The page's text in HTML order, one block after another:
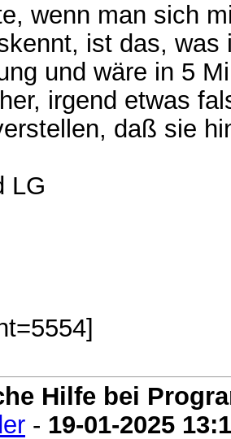
wenn man sich
ist das,
und wäre in 5
irgend etwas
daß sie
LG
Hilfe bei
- 19-01-2025